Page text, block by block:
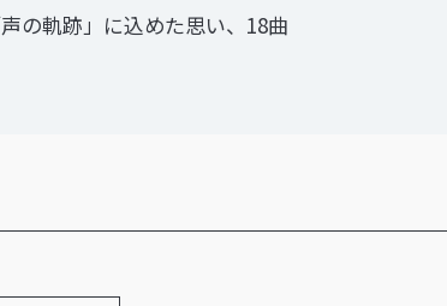
の軌跡」に込めた思い、18曲